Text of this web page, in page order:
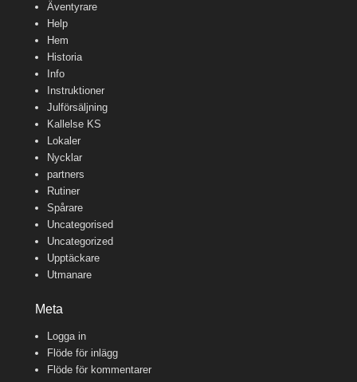
Äventyrare
Help
Hem
Historia
Info
Instruktioner
Julförsäljning
Kallelse KS
Lokaler
Nycklar
partners
Rutiner
Spårare
Uncategorised
Uncategorized
Upptäckare
Utmanare
Meta
Logga in
Flöde för inlägg
Flöde för kommentarer